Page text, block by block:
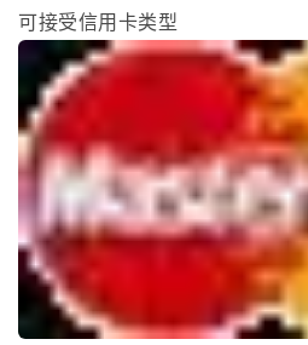
可接受信用卡类型